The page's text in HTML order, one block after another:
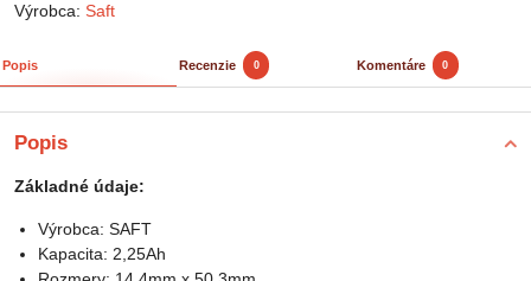
Výrobca: Saft
Popis Recenzie 0 Komentáre 0
Popis
Základné údaje:
Výrobca: SAFT
Kapacita: 2,25Ah